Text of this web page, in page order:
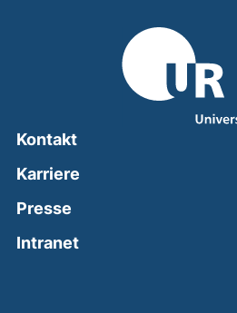
Kontakt
Karriere
Presse
Intranet(external link,